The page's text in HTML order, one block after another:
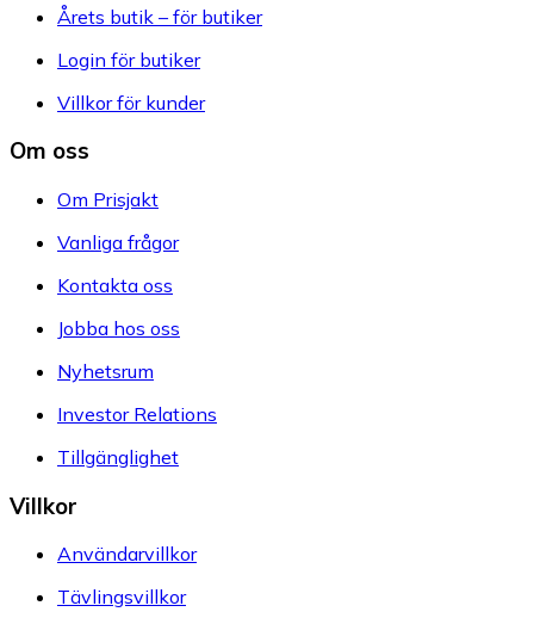
Årets butik – för butiker
Login för butiker
Villkor för kunder
Om oss
Om Prisjakt
Vanliga frågor
Kontakta oss
Jobba hos oss
Nyhetsrum
Investor Relations
Tillgänglighet
Villkor
Användarvillkor
Tävlingsvillkor